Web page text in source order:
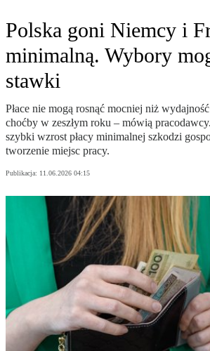
Polska goni Niemcy i
minimalną. Wybory
stawki
Płace nie mogą rosnąć mocniej niż
choćby w zeszłym roku – mówią
szybki wzrost płacy minimalnej szkodzi
tworzenie miejsc pracy.
Publikacja: 11.06.2026 04:15